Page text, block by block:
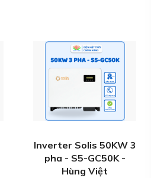
Inverter Solis 50KW 3
pha - S5-GC50K -
Hùng Việt